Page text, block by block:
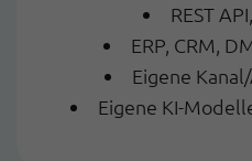
REST
ERP, CRM,
Eigene
Eigene KI-